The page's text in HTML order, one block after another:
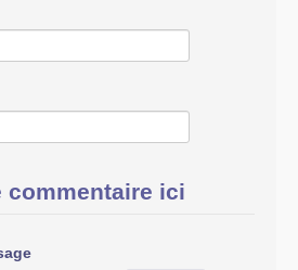
commentaire ici